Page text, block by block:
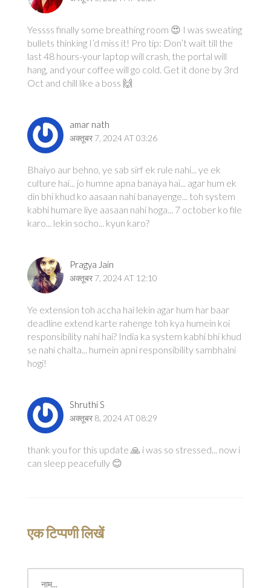
Yessss finally some breathing room 😍 I was sweating
bullets thinking I’d miss it! Pro tip: Don’t wait till the
last 48 hours-your laptop will crash, the portal will
hang, and your coffee will go cold. Get it done by 3rd
Oct and chill like a boss 🙌
amar nath
अक्तूबर 7, 2024 AT 03:26
Bhaiyo aur behno, ye sab sirf ek rule nahi... ye ek
culture hai... jo humne apna banaya hai... agar hum ek
din bhi khud ko aasaan nahi banayenge... toh system
kabhi humare liye aasaan nahi hoga... 7 october ko file
karo... lekin socho... kyun karo?
Pragya Jain
अक्तूबर 7, 2024 AT 12:10
Ye extension toh accha hai lekin agar hum har baar
deadline extend karte rahenge toh kya humein koi
responsibility nahi hai? India ka system kabhi bhi khud
se nahi chalta... humein apni responsibility sambhalni
hogi!
Shruthi S
अक्तूबर 8, 2024 AT 08:29
thank you for this update 🙏 i was so stressed... now i
can sleep peacefully 😊
एक टिप्पणी लिखें